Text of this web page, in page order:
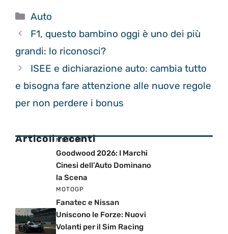
Categorie
Auto
F1, questo bambino oggi è uno dei più
grandi: lo riconosci?
ISEE e dichiarazione auto: cambia tutto
e bisogna fare attenzione alle nuove regole
per non perdere i bonus
Articoli recenti
MOTOGP
Goodwood 2026: I Marchi
Cinesi dell’Auto Dominano
la Scena
MOTOGP
Fanatec e Nissan
Uniscono le Forze: Nuovi
Volanti per il Sim Racing